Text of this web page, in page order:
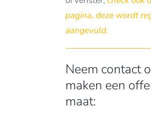
pagina, deze wordt
aangevuld.
Neem contact
maken een
maat: